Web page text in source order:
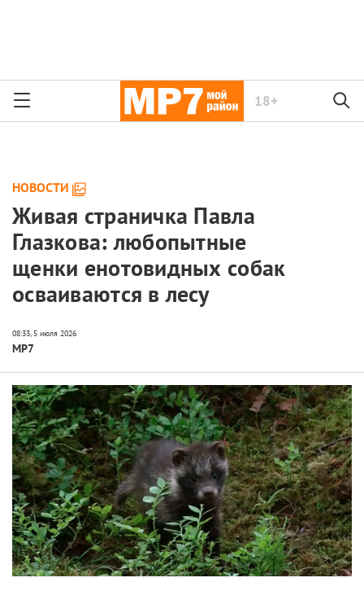
18+
НОВОСТИ
Живая страничка Павла
Глазкова: любопытные
щенки енотовидных собак
осваиваются в лесу
МР7